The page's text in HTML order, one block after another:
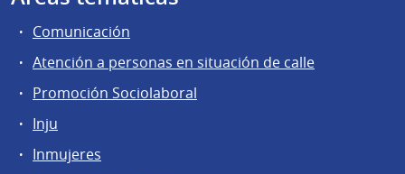
Comunicación
Atención a personas en situación de calle
Promoción Sociolaboral
Inju
Inmujeres